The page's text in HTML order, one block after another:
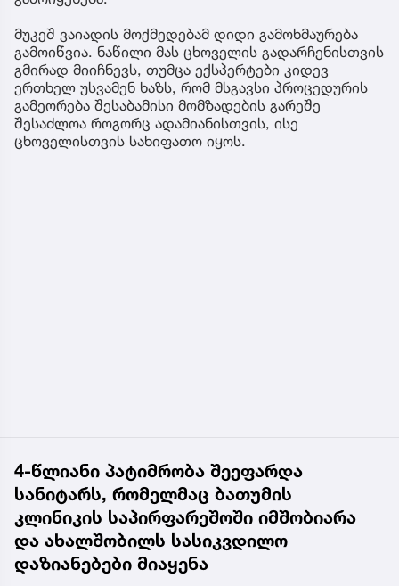
მუკეშ ვაიადის მოქმედებამ დიდი გამოხმაურება
გამოიწვია. ნაწილი მას ცხოველის გადარჩენისთვის
გმირად მიიჩნევს, თუმცა ექსპერტები კიდევ
ერთხელ უსვამენ ხაზს, რომ მსგავსი პროცედურის
გამეორება შესაბამისი მომზადების გარეშე
შესაძლოა როგორც ადამიანისთვის, ისე
ცხოველისთვის სახიფათო იყოს.
4-წლიანი პატიმრობა შეეფარდა
სანიტარს, რომელმაც ბათუმის
კლინიკის საპირფარეშოში იმშობიარა
და ახალშობილს სასიკვდილო
დაზიანებები მიაყენა